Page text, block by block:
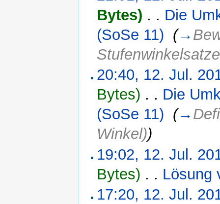
Bytes) . . Die
(SoSe 11) (→
20:40, 12. Jul.
Bytes) . . Die
(SoSe 11) (→
Winkel))
19:02, 12. Jul.
Bytes) . . Lösung
17:20, 12. Jul.